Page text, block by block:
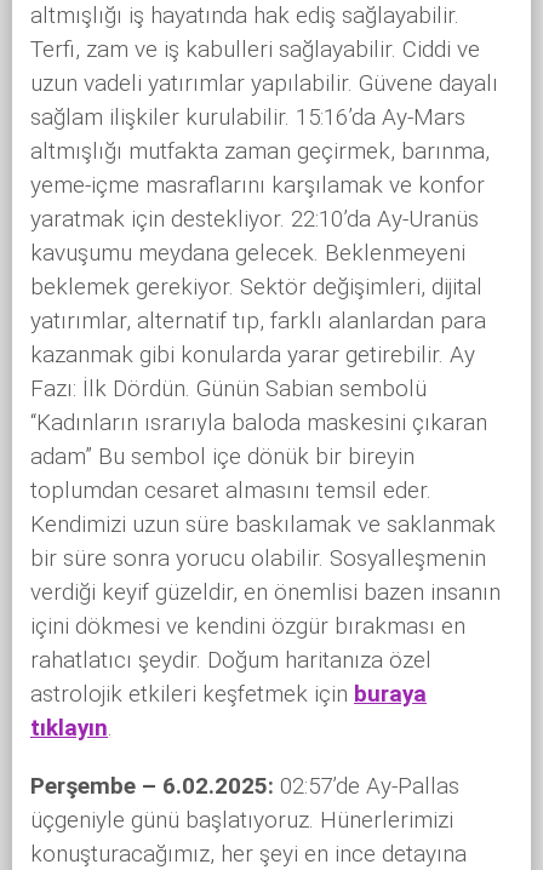
altmışlığı iş hayatında hak ediş sağlayabilir.
Terfi, zam ve iş kabulleri sağlayabilir. Ciddi ve
uzun vadeli yatırımlar yapılabilir. Güvene dayalı
sağlam ilişkiler kurulabilir. 15:16’da Ay-Mars
altmışlığı mutfakta zaman geçirmek, barınma,
yeme-içme masraflarını karşılamak ve konfor
yaratmak için destekliyor. 22:10’da Ay-Uranüs
kavuşumu meydana gelecek. Beklenmeyeni
beklemek gerekiyor. Sektör değişimleri, dijital
yatırımlar, alternatif tıp, farklı alanlardan para
kazanmak gibi konularda yarar getirebilir. Ay
Fazı: İlk Dördün. Günün Sabian sembolü
“Kadınların ısrarıyla baloda maskesini çıkaran
adam” Bu sembol içe dönük bir bireyin
toplumdan cesaret almasını temsil eder.
Kendimizi uzun süre baskılamak ve saklanmak
bir süre sonra yorucu olabilir. Sosyalleşmenin
verdiği keyif güzeldir, en önemlisi bazen insanın
içini dökmesi ve kendini özgür bırakması en
rahatlatıcı şeydir. Doğum haritanıza özel
astrolojik etkileri keşfetmek için buraya
tıklayın.
Perşembe – 6.02.2025: 02:57’de Ay-Pallas
üçgeniyle günü başlatıyoruz. Hünerlerimizi
konuşturacağımız, her şeyi en ince detayına